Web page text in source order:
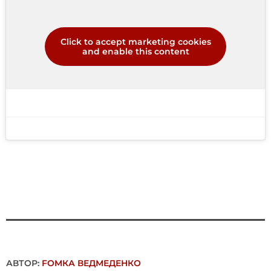
Click to accept marketing cookies
and enable this content
АВТОР: FОMКА ВЕДМЕДЕНКО